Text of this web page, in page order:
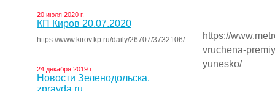
20 июля 2020 г.
КП Киров 20.07.2020
https://www.kirov.kp.ru/daily/26707/3732106/
24 декабря 2019 г.
Новости Зеленодольска.
zpravda.ru
https://
vruchena-
yunesko/